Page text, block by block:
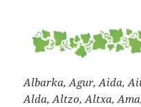
Albarka, Agur, Aida,
Alda, Altzo, Altxa,